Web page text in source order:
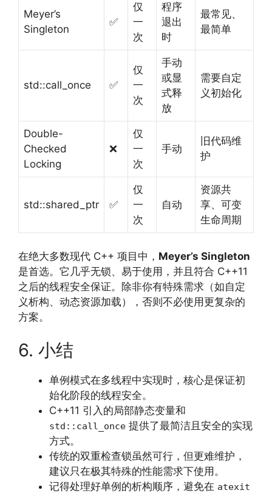
Meyer’s
Singleton
✅
仅
一
次
程序
退出
时
最常见、
最简单
std::call_once ✅
仅
一
次
手动
或显
式释
放
需要自定
义初始化
Double-
Checked
Locking
❌
仅
一
次
手动
旧代码维
护
std::shared_ptr ✅
仅
一
次
自动
资源共
享、可变
生命周期
在绝大多数现代 C++ 项目中， Meyer’s Singleton
是首选。它几乎无锁、易于使用，并且符合 C++11
之后的线程安全保证。除非你有特殊需求（如自定
义析构、动态资源加载），否则不必使用更复杂的
方案。
6. 小结
单例模式在多线程中实现时，核心是保证初
始化阶段的线程安全。
C++11 引入的局部静态变量和
std::call_once 提供了最简洁且安全的实现
方式。
传统的双重检查锁虽然可行，但更难维护，
建议只在极其特殊的性能需求下使用。
记得处理好单例的析构顺序，避免在 atexit